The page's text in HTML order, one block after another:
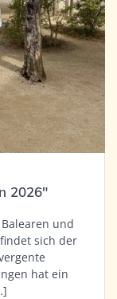
2026″
und
sich der
hat ein